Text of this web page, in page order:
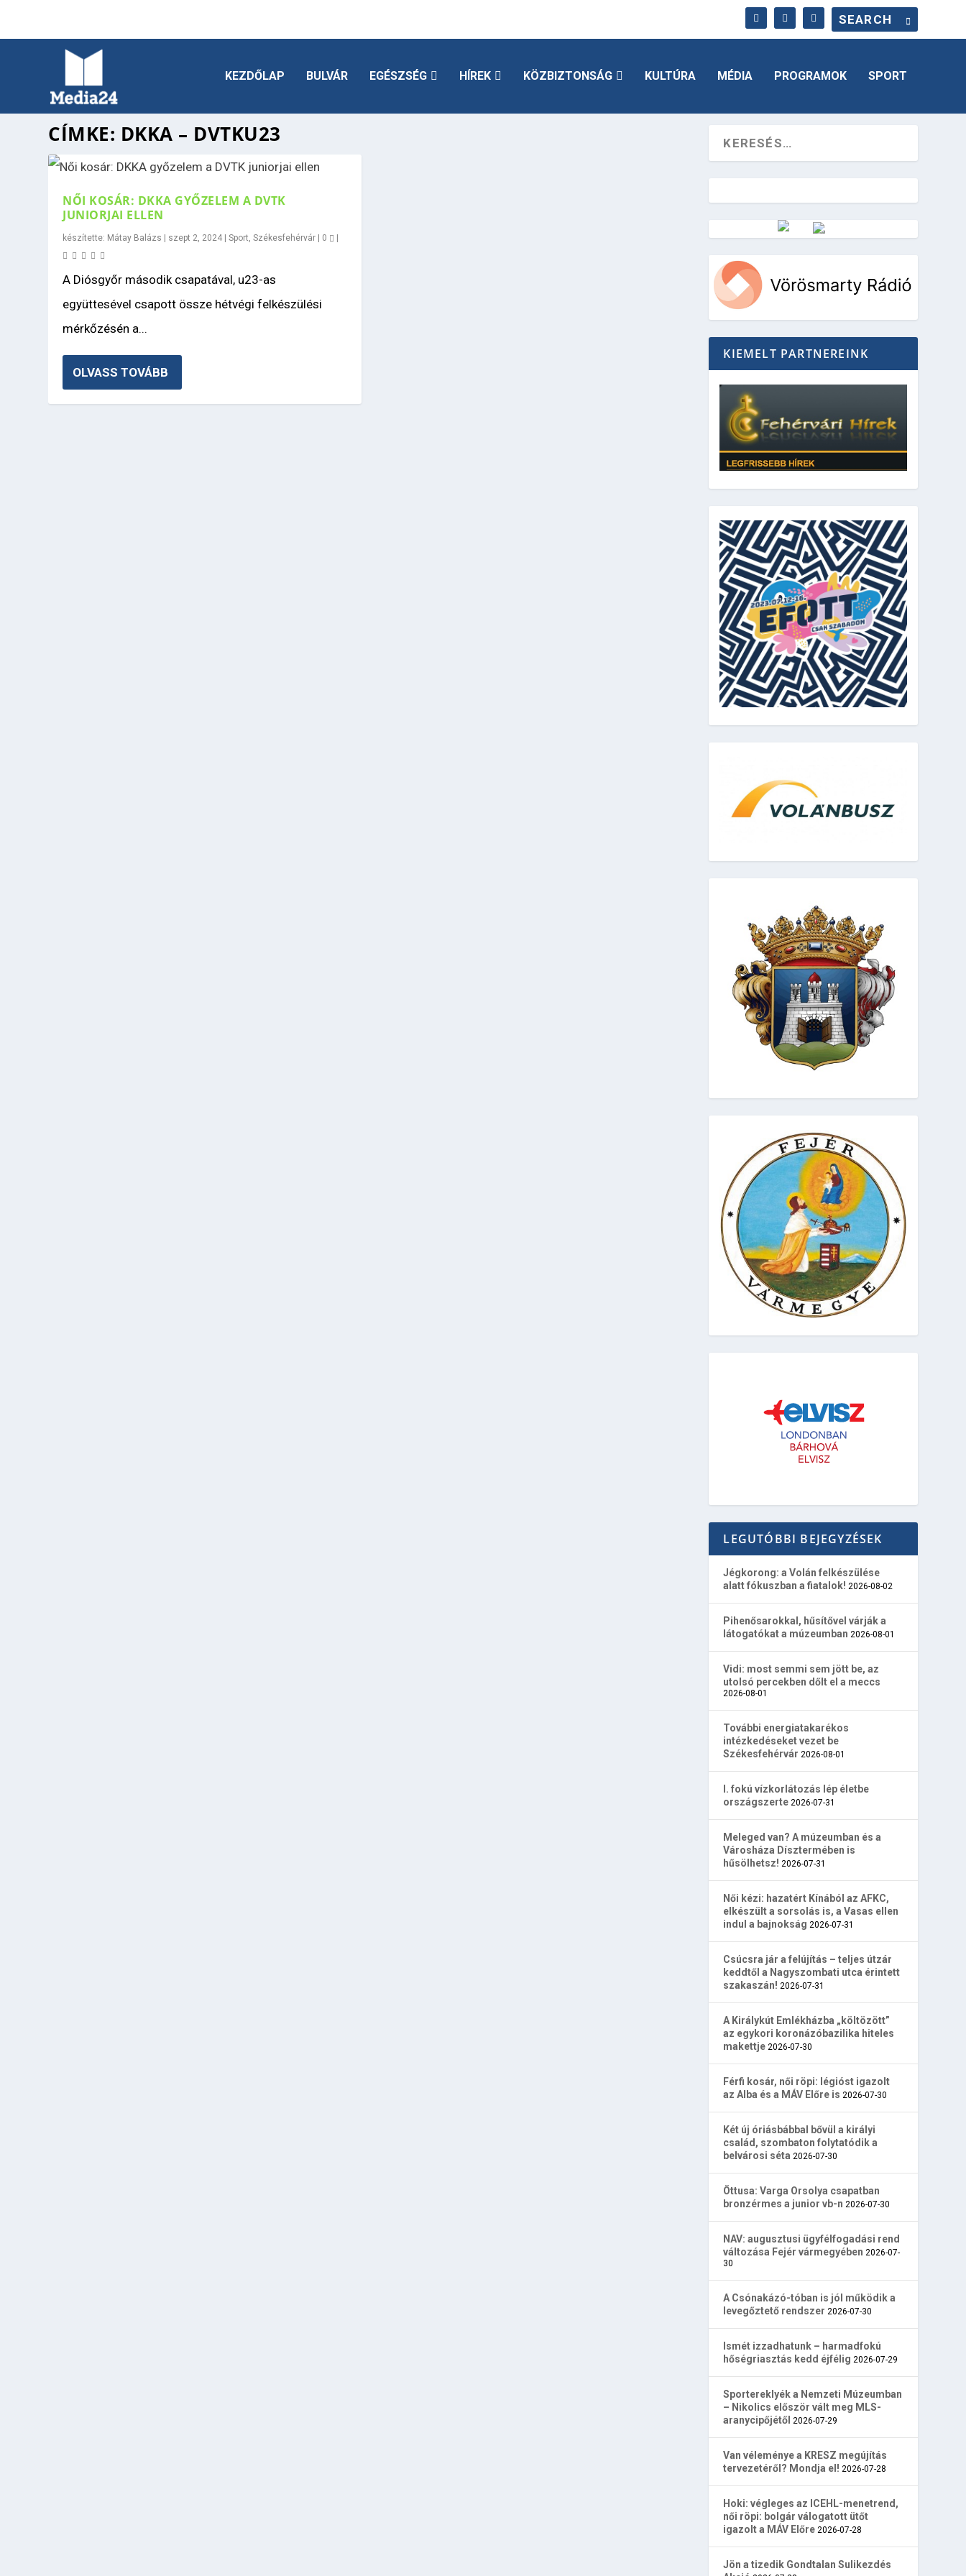
KEZDŐLAP BULVÁR EGÉSZSÉG HÍREK KÖZBIZTONSÁG KULTÚRA MÉDIA PROGRAMOK SPORT
CÍMKE: DKKA – DVTKU23
NŐI KOSÁR: DKKA GYŐZELEM A DVTK
JUNIORJAI ELLEN
készítette: Mátay Balázs szept 2, 2024 |Sport,Székesfehérvár 0
A Diósgyőr második csapatával, u23-as
együttesével csapott össze hétvégi felkészülési
mérkőzésén a...
OLVASS TOVÁBB
Vörösmarty Rádió
KIEMELT PARTNEREINK
LEGUTÓBBI BEJEGYZÉSEK
Jégkorong: a Volán felkészülése
alatt fókuszban a fiatalok! 2026-08-02
Pihenősarokkal, hűsítővel várják a
látogatókat a múzeumban 2026-08-01
Vidi: most semmi sem jött be, az
utolsó percekben dőlt el a meccs
2026-08-01
További energiatakarékos
intézkedéseket vezet be
Székesfehérvár 2026-08-01
I. fokú vízkorlátozás lép életbe
országszerte 2026-07-31
Meleged van? A múzeumban és a
Városháza Dísztermében is
hűsölhetsz! 2026-07-31
Női kézi: hazatért Kínából az AFKC,
elkészült a sorsolás is, a Vasas ellen
indul a bajnokság 2026-07-31
Csúcsra jár a felújítás – teljes útzár
keddtől a Nagyszombati utca érintett
szakaszán! 2026-07-31
A Királykút Emlékházba „költözött”
az egykori koronázóbazilika hiteles
makettje 2026-07-30
Férfi kosár, női röpi: légióst igazolt
az Alba és a MÁV Előre is 2026-07-30
Két új óriásbábbal bővül a királyi
család, szombaton folytatódik a
belvárosi séta 2026-07-30
Öttusa: Varga Orsolya csapatban
bronzérmes a junior vb-n 2026-07-30
NAV: augusztusi ügyfélfogadási rend
változása Fejér vármegyében 2026-07-
30
A Csónakázó-tóban is jól működik a
levegőztető rendszer 2026-07-30
Ismét izzadhatunk – harmadfokú
hőségriasztás kedd éjfélig 2026-07-29
Sportereklyék a Nemzeti Múzeumban
– Nikolics először vált meg MLS-
aranycipőjétől 2026-07-29
Van véleménye a KRESZ megújítás
tervezetéről? Mondja el! 2026-07-28
Hoki: végleges az ICEHL-menetrend,
női röpi: bolgár válogatott ütőt
igazolt a MÁV Előre 2026-07-28
Jön a tizedik Gondtalan Sulikezdés